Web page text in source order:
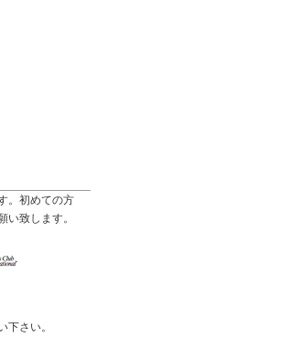
。初めての方
い致します。
下さい。